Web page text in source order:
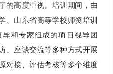
的高度重视。培训期间，由
、山东省高等学校师资培训
和专家组成的项目视导团
、座谈交流等多种方式开展
对接、评估考核等多个维度